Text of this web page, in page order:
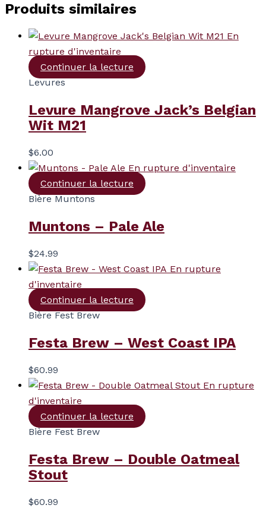
Produits similaires
En
rupture d'inventaire
Continuer la lecture
Levures
Levure Mangrove Jack’s Belgian
Wit M21
$6.00
En rupture d'inventaire
Continuer la lecture
Bière Muntons
Muntons – Pale Ale
$24.99
En rupture
d'inventaire
Continuer la lecture
Bière Fest Brew
Festa Brew – West Coast IPA
$60.99
En rupture
d'inventaire
Continuer la lecture
Bière Fest Brew
Festa Brew – Double Oatmeal
Stout
$60.99